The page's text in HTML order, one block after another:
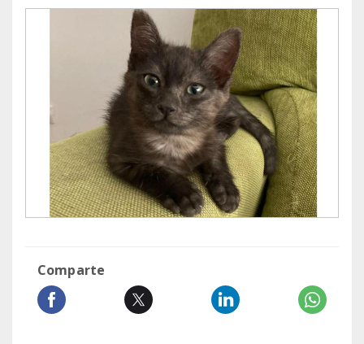
Comparte